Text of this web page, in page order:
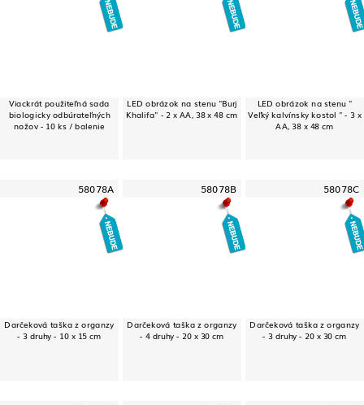
Viackrát použiteľná sada
biologicky odbúrateľných
nožov - 10 ks / balenie
LED obrázok na stenu "Burj
Khalifa" - 2 x AA, 38 x 48 cm
LED obrázok na stenu "
Veľký kalvínsky kostol " - 3 x
AA, 38 x 48 cm
58078A
Darčeková taška z organzy
- 3 druhy - 10 x 15 cm
58078B
Darčeková taška z organzy
- 4 druhy - 20 x 30 cm
58078C
Darčeková taška z organzy
- 3 druhy - 20 x 30 cm